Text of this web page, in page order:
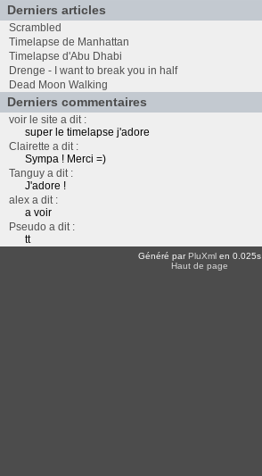
Derniers articles
Scrambled
Timelapse de Manhattan
Timelapse d'Abu Dhabi
Drenge - I want to break you in half
Dead Moon Walking
Derniers commentaires
voir le site a dit :
super le timelapse j'adore
Clairette a dit :
Sympa ! Merci =)
Tanguy a dit :
J'adore !
alex a dit :
a voir
Pseudo a dit :
tt
Généré parPluXml en 0.025s
Haut de page